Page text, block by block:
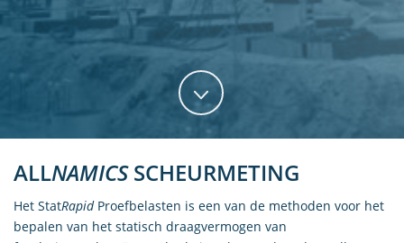
ALLNAMICSSCHEURMETING
Het StatRapidProefbelasten is een van de methoden voor het
bepalen van het statisch draagvermogen van